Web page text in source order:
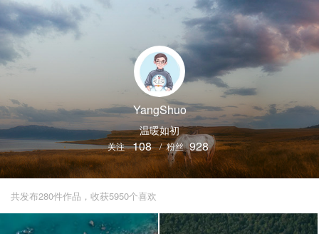
YangShuo
温暖如初
关注 108 / 粉丝 928
共发布280件作品，收获5950个喜欢